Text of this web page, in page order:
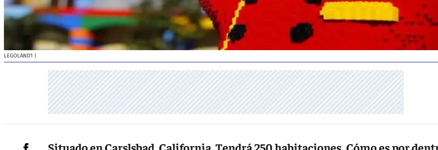
LEGOLAND1